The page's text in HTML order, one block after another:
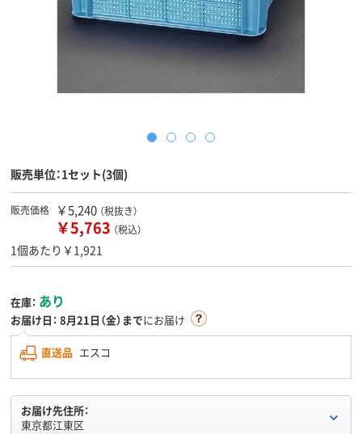
販売単位：1セット(3個)
販売価格 ￥5,240 （税抜き）
￥5,763 （税込）
1個あたり￥1,921
在庫： あり
お届け日： 8月21日（金）までにお届け
直送品 エスコ
お届け先住所：
東京都江東区